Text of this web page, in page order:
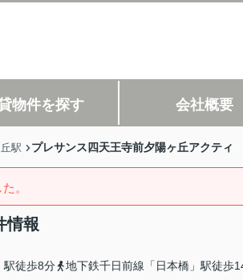
物件を探す 会社概要
駅 プレサンス四天王寺前夕陽ヶ丘アクティ
。
情報
駅徒歩8分 地下鉄千日前線「日本橋」駅徒歩